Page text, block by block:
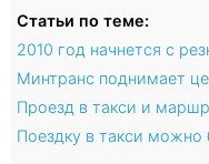
Статьи по теме:
2010 год начнется с
Минтранс поднимает
Проезд в такси и
Поездку в такси можно